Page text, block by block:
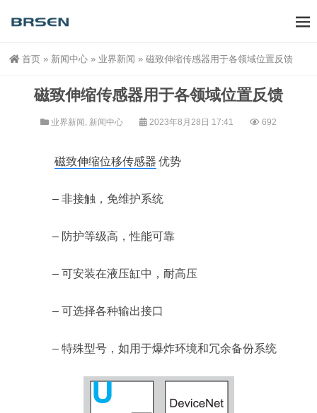
首页 » 新闻中心 » 业界新闻 » 磁致伸缩传感器用于各领域位置反馈
磁致伸缩传感器用于各领域位置反馈
业界新闻 , 新闻中心 2023年8月28日 17:41 692
磁致伸缩位移传感器 优势
– 非接触，免维护系统
– 防护等级高，性能可靠
– 可安装在液压缸中，耐高压
– 可选择各种输出接口
– 特殊型号，如用于爆炸环境和冗余备份系统